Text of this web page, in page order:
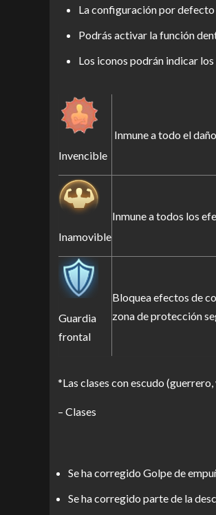
La configuración por defecto
Podrás activar la función
Los iconos podrán indicar
Invencible
Inmune a todo el
Inamovible
Inmune a todos los
Guardia
frontal
Bloquea efectos de
zona de protección
*Las clases con escudo
– Clases
Se ha corregido Golpe de
Se ha corregido parte de la